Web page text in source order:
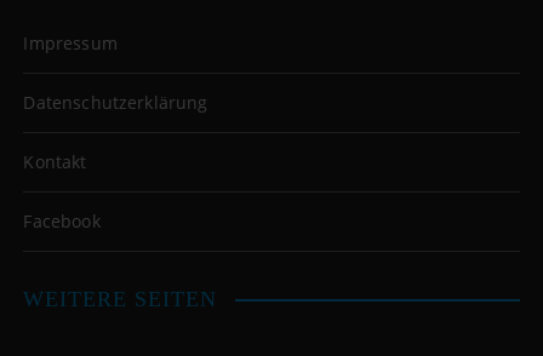
Impressum
Datenschutzerklärung
Kontakt
Facebook
WEITERE SEITEN